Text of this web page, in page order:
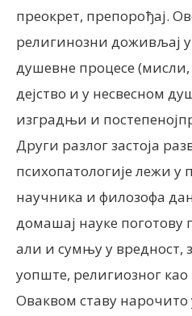
преокрет, препорођај.
религинозни доживљај
душевне процесе
дејство и у несвесном
изградњи и
Други разлог застоја
психопатологије лежи у
научника и филозофа
домашај науке поготову
али и сумњу у вредност,
уопште, религиозног
Оваквом ставу нарочито